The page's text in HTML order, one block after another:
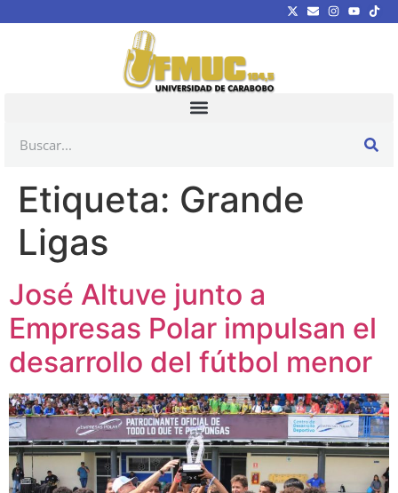
Etiqueta: Grande
Ligas
José Altuve junto a
Empresas Polar impulsan el
desarrollo del fútbol menor